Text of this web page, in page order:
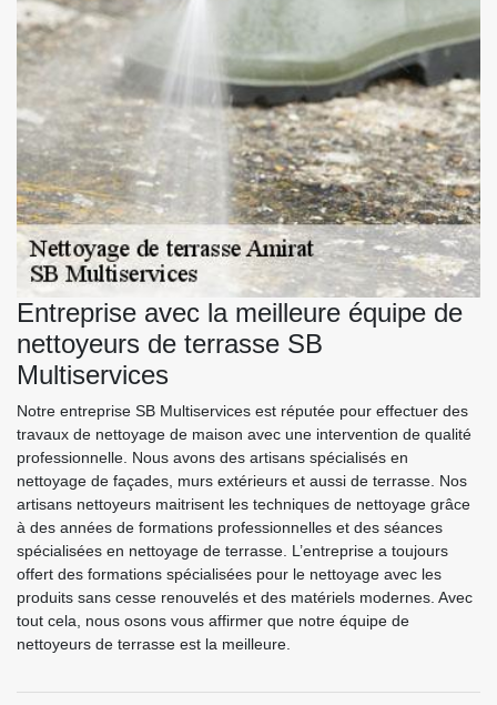
Entreprise avec la meilleure équipe de
nettoyeurs de terrasse SB
Multiservices
Notre entreprise SB Multiservices est réputée pour effectuer des
travaux de nettoyage de maison avec une intervention de qualité
professionnelle. Nous avons des artisans spécialisés en
nettoyage de façades, murs extérieurs et aussi de terrasse. Nos
artisans nettoyeurs maitrisent les techniques de nettoyage grâce
à des années de formations professionnelles et des séances
spécialisées en nettoyage de terrasse. L’entreprise a toujours
offert des formations spécialisées pour le nettoyage avec les
produits sans cesse renouvelés et des matériels modernes. Avec
tout cela, nous osons vous affirmer que notre équipe de
nettoyeurs de terrasse est la meilleure.